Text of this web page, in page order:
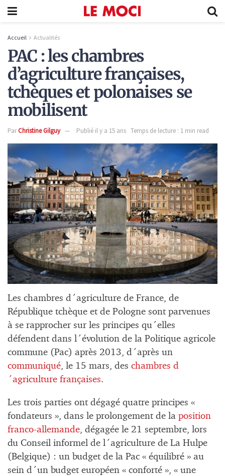
Accueil Actualités
PAC : les chambres
d’agriculture françaises,
tchèques et polonaises se
mobilisent
ParChristine Gilguy Publié il y a 15 ans Temps de lecture : 1 min read
Les chambres d´agriculture de France, de
République tchèque et de Pologne sont parvenues
à se rapprocher sur les principes qu´elles
défendent dans l´évolution de la Politique agricole
commune (Pac) après 2013, d´après un
communiqué , le 15 mars, des chambres d
´agriculture françaises.
Les trois parties ont dégagé quatre principes «
fondateurs », dans le prolongement de la position
franco-allemande, dégagée le 21 septembre, lors
du Conseil informel de l´agriculture de La Hulpe
(Belgique) : un budget de la Pac « équilibré » au
sein d´un budget européen « conforté », « une